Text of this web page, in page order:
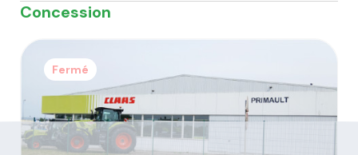
Concession
Fermé